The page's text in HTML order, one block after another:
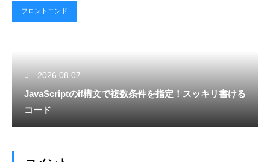
フロントエンド
2026.08.07
JavaScriptのif構文で複数条件を指定！スッキリ書ける
コード